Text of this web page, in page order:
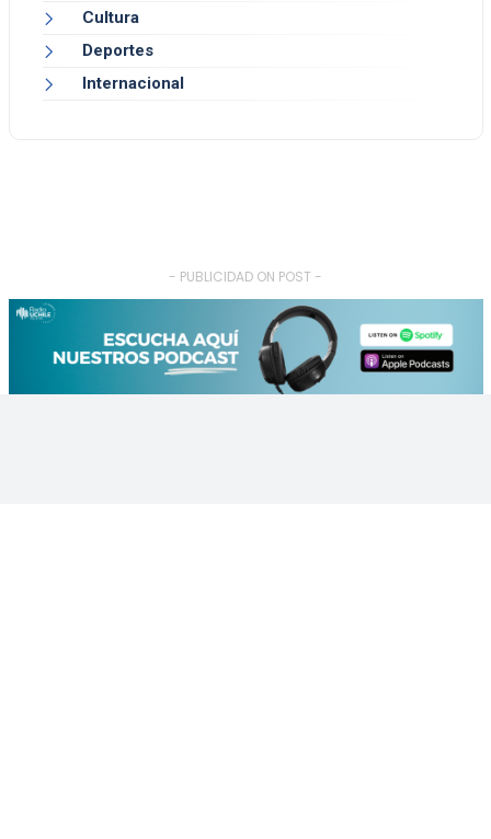
Cultura
Deportes
Internacional
- PUBLICIDAD ON POST -